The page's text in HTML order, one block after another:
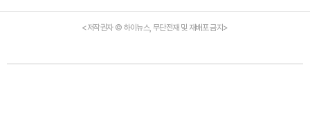
<저작권자 © 하이뉴스, 무단전재 및 재배포 금지>